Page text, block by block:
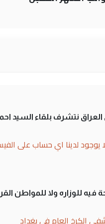
العراق نتشرف بلقاء السيد
يوجود لدينا اي حساب على
للوزاره ولا للمواطن
الكرخ العام في بغداد